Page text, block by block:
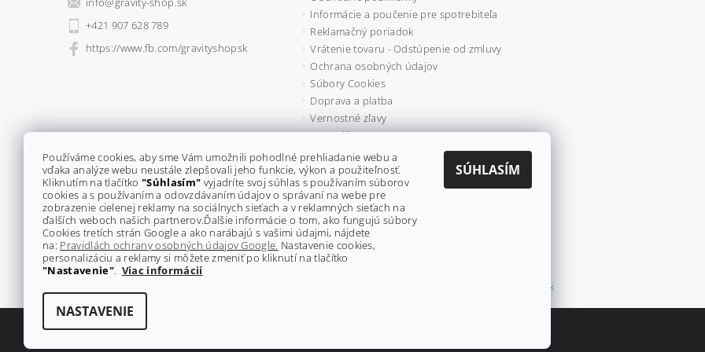
+421 907 628 789
https://www.fb.com/gravityshopsk
Informácie a poučenie pre spotrebiteľa
Reklamačný poriadok
Vrátenie tovaru - Odstúpenie od zmluvy
Ochrana osobných údajov
Súbory Cookies
Doprava a platba
Vernostné zľavy
Formuláre
Kontakty
Shoptet.sk
Používáme cookies, aby sme Vám umožnili pohodlné prehliadanie webu a
vďaka analýze webu neustále zlepšovali jeho funkcie, výkon a použiteľnosť.
Kliknutím na tlačítko"Súhlasím" vyjadríte svoj súhlas s používaním súborov
cookies a s používaním a odovzdávaním údajov o správaní na webe pre
zobrazenie cielenej reklamy na sociálnych sieťach a v reklamných sieťach na
ďalších weboch našich partnerov.Ďalšie informácie o tom, ako fungujú súbory
Cookies tretích strán Google a ako narábajú s vašimi údajmi, nájdete
na: Pravidlách ochrany osobných údajov Google. Nastavenie cookies,
personalizáciu a reklamy si môžete zmeniť po kliknutí na tlačítko
"Nastavenie". Viac informácií
NASTAVENIE
SÚHLASÍM